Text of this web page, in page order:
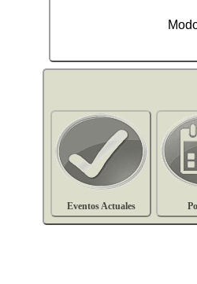
Eventos Actuales